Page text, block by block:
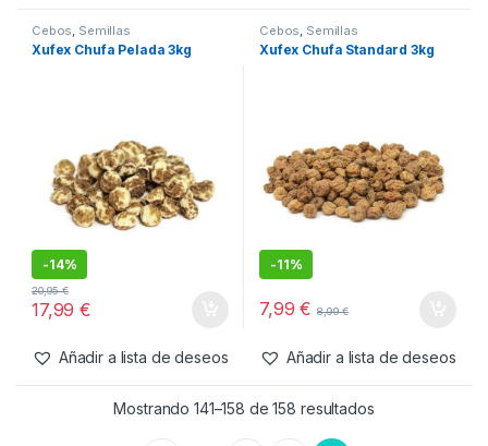
Cebos Semillas
Xufex Chufa Pelada 3kg
-14%
17,99€
20,95€
Añadir a lista de deseos
Cebos Semillas
Xufex Chufa Standard 3kg
-11%
7,99€ 8,99€
Añadir a lista de deseos
Mostrando 141–158 de 158 resultados